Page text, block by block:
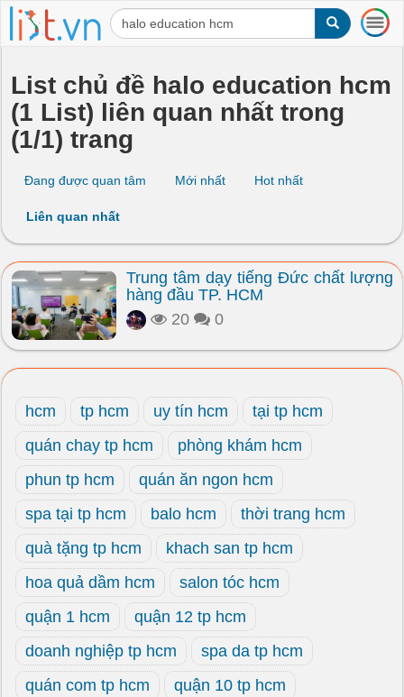
T
o
l
n
List chủ đề halo education hcm
(1 List) liên quan nhất trong
(1/1) trang
Đang được quan tâm Mới nhất Hot nhất
Liên quan nhất
Trung tâm dạy tiếng Đức chất lượng
hàng đầu TP. HCM
20
0
hcm tp hcm uy tín hcm
tại tp hcm
quán chay tp hcm
phòng khám hcm
phun tp hcm
quán ăn ngon hcm
spa tại tp hcm
balo hcm
thời trang hcm
quà tặng tp hcm
khach san tp hcm
hoa quả dầm hcm
salon tóc hcm
quận 1 hcm
quận 12 tp hcm
doanh nghiệp tp hcm
spa da tp hcm
quán com tp hcm
quận 10 tp hcm